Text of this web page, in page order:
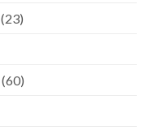
(23)
(60)